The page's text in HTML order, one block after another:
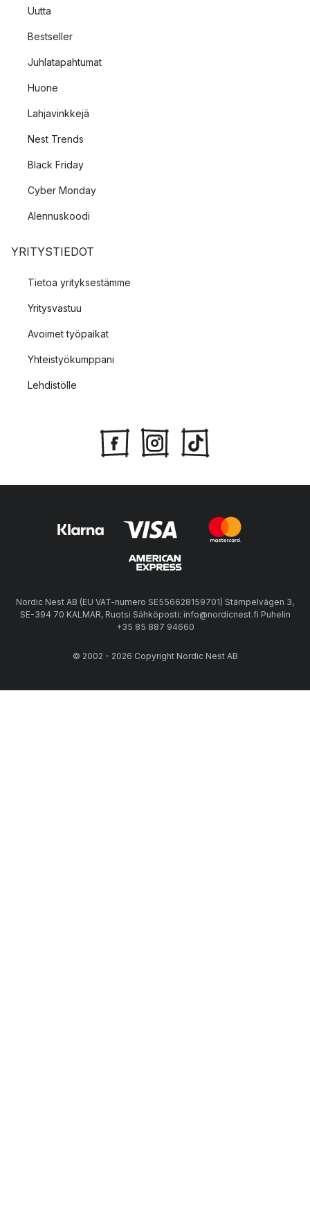
Uutta
Bestseller
Juhlatapahtumat
Huone
Lahjavinkkejä
Nest Trends
Black Friday
Cyber Monday
Alennuskoodi
YRITYSTIEDOT
Tietoa yrityksestämme
Yritysvastuu
Avoimet työpaikat
Yhteistyökumppani
Lehdistölle
Nordic Nest AB (EU VAT-numero SE556628159701) Stämpelvägen 3,
SE-394 70 KALMAR, Ruotsi Sähköposti: info@nordicnest.fi Puhelin
+35 85 887 94660
© 2002 - 2026 Copyright Nordic Nest AB